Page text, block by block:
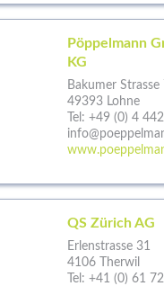
Pöppelmann
KG
Bakumer Strasse
49393 Lohne
Tel: +49 (0) 4
QS Zürich AG
Erlenstrasse 31
4106 Therwil
Tel: +41 (0) 61